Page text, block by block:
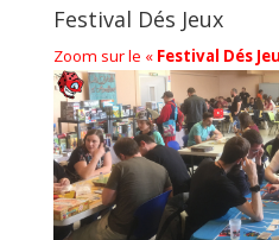
Festival Dés Jeux
Zoom sur le « Festival Dés